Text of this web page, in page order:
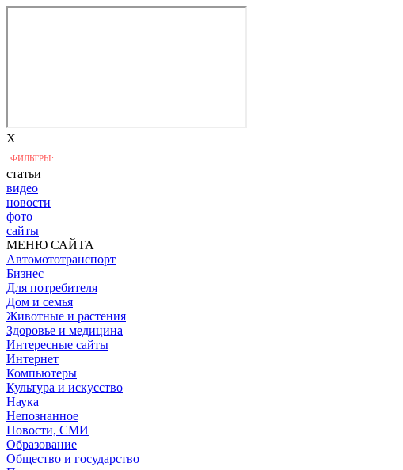
X
ФИЛЬТРЫ:
статьи
видео
новости
фото
сайты
МЕНЮ САЙТА
Автомототранспорт
Бизнес
Для потребителя
Дом и семья
Животные и растения
Здоровье и медицина
Интересные сайты
Интернет
Компьютеры
Культура и искусство
Наука
Непознанное
Новости, СМИ
Образование
Общество и государство